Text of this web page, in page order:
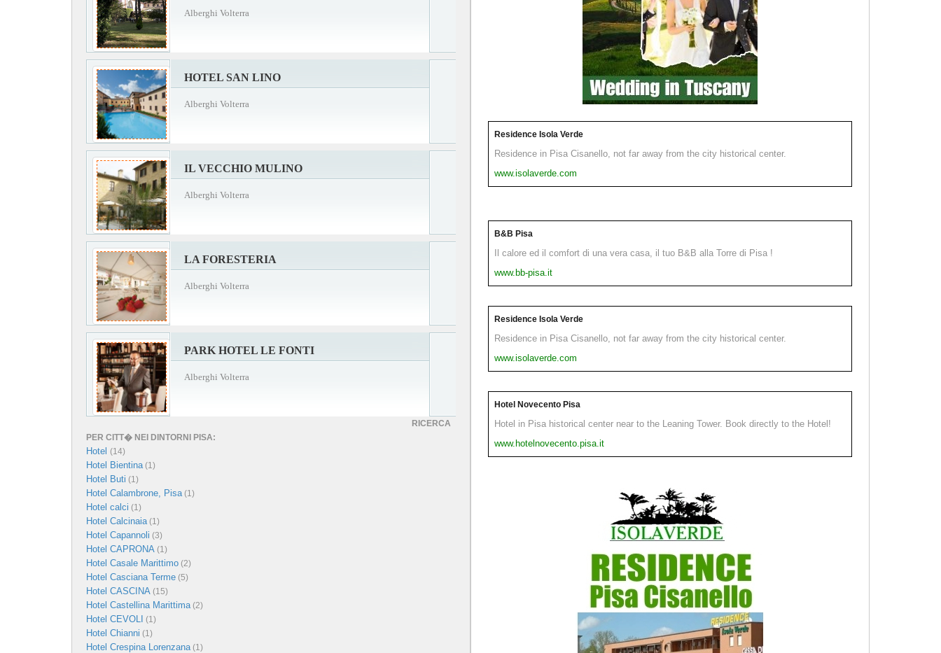
Alberghi Volterra
HOTEL SAN LINO
Alberghi Volterra
IL VECCHIO MULINO
Alberghi Volterra
LA FORESTERIA
Alberghi Volterra
PARK HOTEL LE FONTI
Alberghi Volterra
RICERCA
PER CITT� NEI DINTORNI PISA:
Hotel (14)
Hotel Bientina(1)
Hotel Buti (1)
Hotel Calambrone, Pisa(1)
Hotel calci (1)
Hotel Calcinaia(1)
Hotel Capannoli (3)
Hotel CAPRONA (1)
Hotel Casale Marittimo (2)
Hotel Casciana Terme (5)
Hotel CASCINA (15)
Hotel Castellina Marittima(2)
Hotel CEVOLI (1)
Hotel Chianni (1)
Hotel Crespina Lorenzana(1)
Residence Isola Verde
Residence in Pisa Cisanello, not far away from the city historical center.
www.isolaverde.com
B&B Pisa
Il calore ed il comfort di una vera casa, il tuo B&B alla Torre di Pisa !
www.bb-pisa.it
Residence Isola Verde
Residence in Pisa Cisanello, not far away from the city historical center.
www.isolaverde.com
Hotel Novecento Pisa
Hotel in Pisa historical center near to the Leaning Tower. Book directly to the Hotel!
www.hotelnovecento.pisa.it